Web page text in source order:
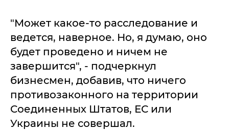
"Может какое-то расследование и
ведется, наверное. Но, я думаю, оно
будет проведено и ничем не
завершится", - подчеркнул
бизнесмен, добавив, что ничего
противозаконного на территории
Соединенных Штатов, ЕС или
Украины не совершал.